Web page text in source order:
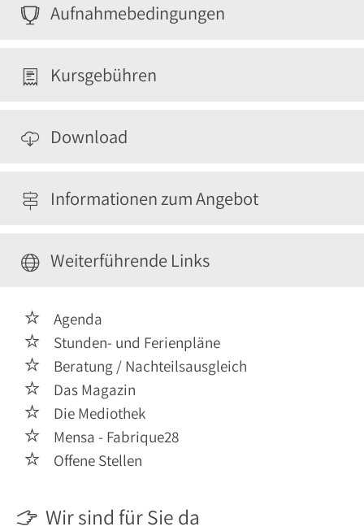

 Aufnahmebedingungen
 Kursgebühren
 Download
 Informationen zum Angebot
 Weiterführende Links
 Agenda
 Stunden- und Ferienpläne
 Beratung / Nachteilsausgleich
 Das Magazin
 Die Mediothek
 Mensa - Fabrique28
 Offene Stellen
 Wir sind für Sie da